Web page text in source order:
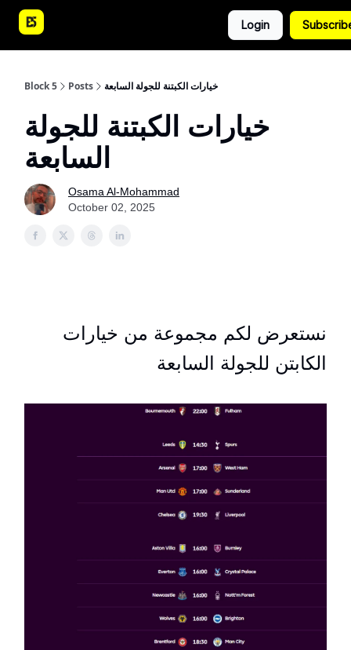
Login
Block 5 Posts خيارات الكبتنة للجولة السابعة
خيارات الكبتنة للجولة
السابعة
Osama Al-Mohammad
October 02, 2025
نستعرض لكم مجموعة من خيارات
الكابتن للجولة السابعة